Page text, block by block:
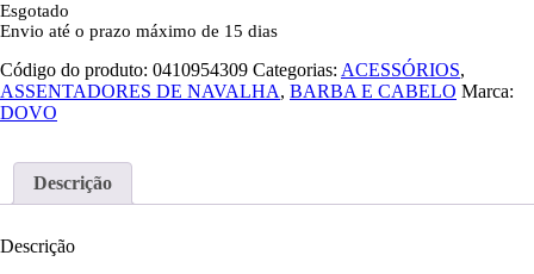
Esgotado
Envio até o prazo máximo de 15 dias
Código do produto: 0410954309 Categorias: ACESSÓRIOS,
ASSENTADORES DE NAVALHA, BARBA E CABELO Marca:
DOVO
Descrição
Descrição